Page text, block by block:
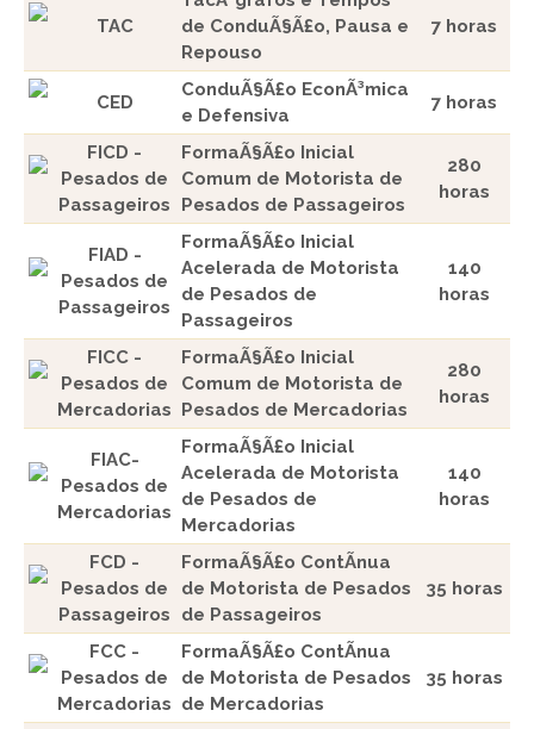
TAC
de ConduÃ§Ã£o, Pausa e
Repouso
7 horas
CED
ConduÃ§Ã£o EconÃ³mica
e Defensiva
7 horas
FICD -
Pesados de
Passageiros
FormaÃ§Ã£o Inicial
Comum de Motorista de
Pesados de Passageiros
280
horas
FIAD -
Pesados de
Passageiros
FormaÃ§Ã£o Inicial
Acelerada de Motorista
de Pesados de
Passageiros
140
horas
FICC -
Pesados de
Mercadorias
FormaÃ§Ã£o Inicial
Comum de Motorista de
Pesados de Mercadorias
280
horas
FIAC-
Pesados de
Mercadorias
FormaÃ§Ã£o Inicial
Acelerada de Motorista
de Pesados de
Mercadorias
140
horas
FCD -
Pesados de
Passageiros
FormaÃ§Ã£o ContÃ­nua
de Motorista de Pesados
de Passageiros
35 horas
FCC -
Pesados de
Mercadorias
FormaÃ§Ã£o ContÃ­nua
de Motorista de Pesados
de Mercadorias
35 horas